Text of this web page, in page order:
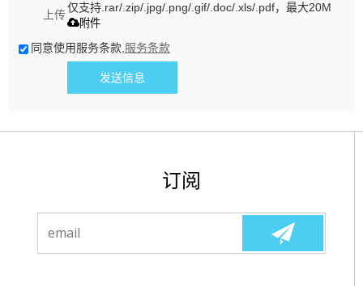
上传
仅支持.rar/.zip/.jpg/.png/.gif/.doc/.xls/.pdf，最大20M
附件
同意使用服务条款,服务条款
发送信息
订阅